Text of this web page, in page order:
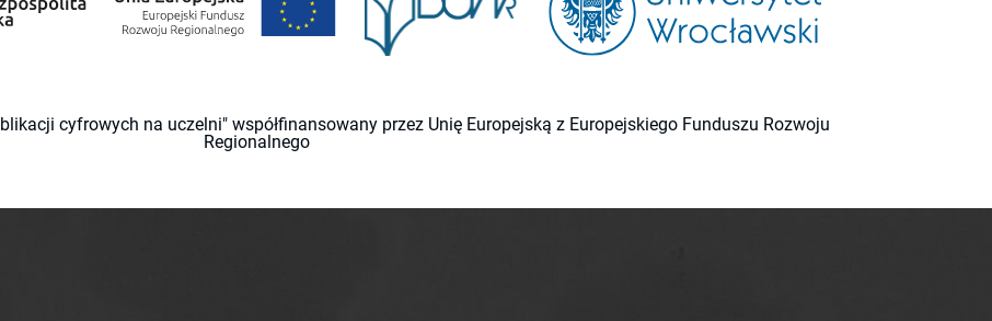
cyfrowych na uczelni" współfinansowany przez Unię Europejską z Europejskiego Funduszu Rozwoju
Regionalnego